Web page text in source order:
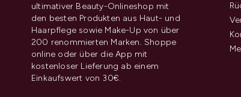
ultimativer Beauty-Onlineshop mit
den besten Produkten aus Haut- und
Haarpflege sowie Make-Up von über
200 renommierten Marken. Shoppe
online oder über die App mit
kostenloser Lieferung ab einem
Einkaufswert von 30€.